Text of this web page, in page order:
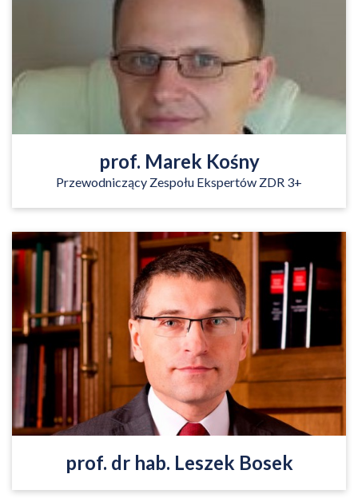
prof. Marek Kośny
Przewodniczący Zespołu Ekspertów ZDR 3+
Dr hab. Marek Kośny, prof. nadzw. Uniwersytetu
Ekonomicznego we Wrocławiu. W pracy naukowej
zajmuje się problematyką opodatkowania rodzin,
sytuacji ekonomicznej oraz bezpieczeństwa
ekonomicznego rodzin.
Czytaj więcej
prof. dr hab. Leszek Bosek
sędzia Sądu Najwyższego, profesor nauk prawnych
pracujący w Katedrze Prawa Cywilnego oraz w
Centrum Prawa Medycznego i Biotechnologii
Uniwersytetu Warszawskiego, członek Polskiego
Stowarzyszenia Prawa Europejskiego.
Czytaj więcej